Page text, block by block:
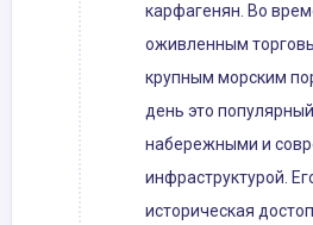
карфагенян. Во
оживленным
крупным морским
день это
набережными и
инфраструктурой.
историческая